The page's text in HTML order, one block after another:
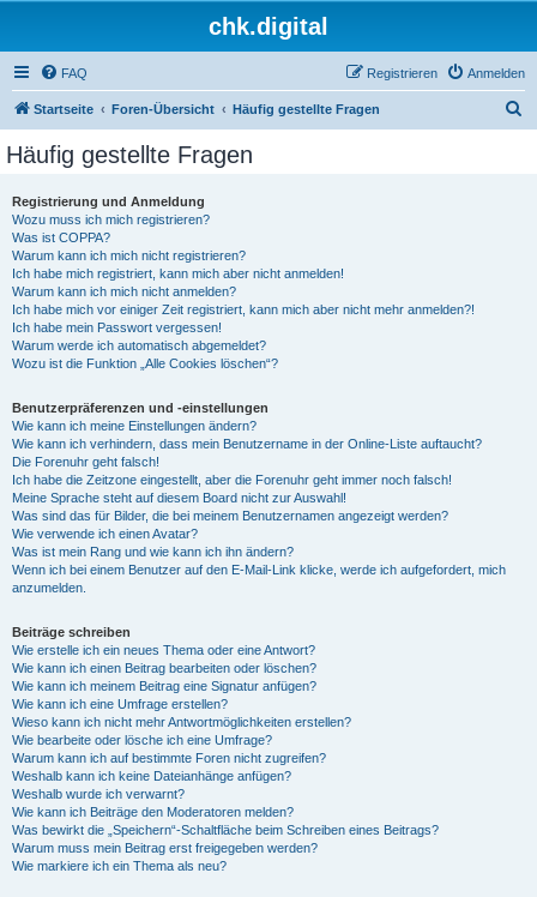
chk.digital
FAQ Anmelden
Registrieren
Startseite Foren-Übersicht Häufig gestellte Fragen
Häufig gestellte Fragen
Registrierung und Anmeldung
Wozu muss ich mich registrieren?
Was ist COPPA?
Warum kann ich mich nicht registrieren?
Ich habe mich registriert, kann mich aber nicht anmelden!
Warum kann ich mich nicht anmelden?
Ich habe mich vor einiger Zeit registriert, kann mich aber nicht mehr anmelden?!
Ich habe mein Passwort vergessen!
Warum werde ich automatisch abgemeldet?
Wozu ist die Funktion „Alle Cookies löschen“?
Benutzerpräferenzen und -einstellungen
Wie kann ich meine Einstellungen ändern?
Wie kann ich verhindern, dass mein Benutzername in der Online-Liste auftaucht?
Die Forenuhr geht falsch!
Ich habe die Zeitzone eingestellt, aber die Forenuhr geht immer noch falsch!
Meine Sprache steht auf diesem Board nicht zur Auswahl!
Was sind das für Bilder, die bei meinem Benutzernamen angezeigt werden?
Wie verwende ich einen Avatar?
Was ist mein Rang und wie kann ich ihn ändern?
Wenn ich bei einem Benutzer auf den E-Mail-Link klicke, werde ich aufgefordert, mich
anzumelden.
Beiträge schreiben
Wie erstelle ich ein neues Thema oder eine Antwort?
Wie kann ich einen Beitrag bearbeiten oder löschen?
Wie kann ich meinem Beitrag eine Signatur anfügen?
Wie kann ich eine Umfrage erstellen?
Wieso kann ich nicht mehr Antwortmöglichkeiten erstellen?
Wie bearbeite oder lösche ich eine Umfrage?
Warum kann ich auf bestimmte Foren nicht zugreifen?
Weshalb kann ich keine Dateianhänge anfügen?
Weshalb wurde ich verwarnt?
Wie kann ich Beiträge den Moderatoren melden?
Was bewirkt die „Speichern“-Schaltfläche beim Schreiben eines Beitrags?
Warum muss mein Beitrag erst freigegeben werden?
Wie markiere ich ein Thema als neu?